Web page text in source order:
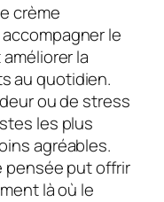
crème
le
la
au quotidien.
ou de stress
les plus
agréables.
pensée put offrir
là où le